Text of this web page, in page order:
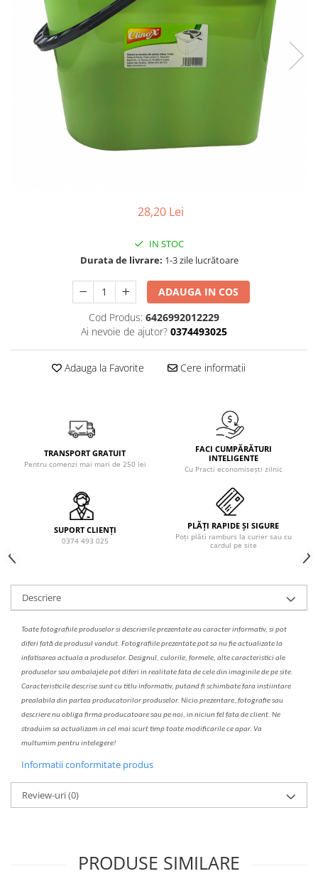
Detergent pardoseala
Detergent toaleta
Echipamente de curăţenie
Folie aluminiu,folie alimentara
Galeata mop
Hartie igienica
Solutie de indepartat rugina si
Indepartarea parului
Ingrijirea buzei
Lotiune de corp
Pachete de cadouri
Pasta de dinti
Produse pentru curatarea tenului
Sapun lichid, sapun
pentru par, masca de par
28,20 Lei
IN STOC
Durata de livrare: 1-3 zile lucrătoare
ADAUGA IN COS
Cod Produs: 6426992012229
Ai nevoie de ajutor? 0374493025
Adauga la Favorite Cere informatii
TRANSPORT GRATUIT
Pentru comenzi mai mari de 250 lei
FACI CUMPĂRĂTURI
INTELIGENTE
Cu Practi economisești zilnic
SUPORT CLIENȚI
0374 493 025
PLĂȚI RAPIDE ȘI SIGURE
Poți plăti ramburs la curier sau cu
cardul pe site
Descriere
Toate fotografiile produselorsidescrierileprezentate au caracter informativ, si pot
diferi fată de produsul vandut. Fotografiile prezentate pot sa nu fie actualizate la
infatisarea actuala a produselor. Designul, culorile, formele, alte caracteristici ale
produselor sau ambalajele pot diferi in realitate fata de cele din imaginile de pe site.
Caracteristicile descrise sunt cu titlu informativ, putand fi schimbate fara instiintare
prealabila din partea producatorilor produselor. Nicio prezentare, fotografie sau
descriere nu obliga firma producatoare sau pe noi, in niciun fel fata de client. Ne
straduim sa actualizam in cel mai scurt timp toate modificarile ce apar. Va
multumim pentru intelegere!
Informatii conformitate produs
Review-uri(0)
PRODUSE SIMILARE